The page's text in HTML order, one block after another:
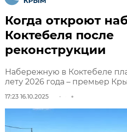
Когда откроют
Коктебеля после
реконструкции
Набережную в Коктебеле
лету 2026 года – премьер
17:23 16.10.2025